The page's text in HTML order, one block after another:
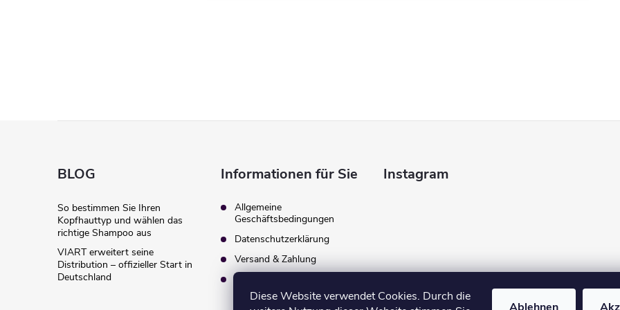
Diese Website verwendet Cookies. Durch die
BLOG
So bestimmen Sie Ihren
Kopfhauttyp und wählen das
richtige Shampoo aus
VIART erweitert seine
Distribution – offizieller Start in
Deutschland
Informationen für Sie
Allgemeine
Geschäftsbedingungen
Datenschutzerklärung
Versand & Zahlung
Widerruf & Rückgabe
Instagram